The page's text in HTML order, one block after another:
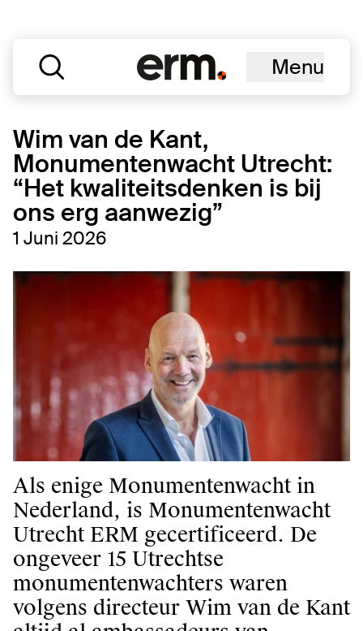
Menu
Wim van de Kant,
Monumentenwacht Utrecht:
“Het kwaliteitsdenken is bij
ons erg aanwezig”
1 Juni 2026
Als enige Monumentenwacht in
Nederland, is Monumentenwacht
Utrecht ERM gecertificeerd. De
ongeveer 15 Utrechtse
monumentenwachters waren
volgens directeur Wim van de Kant